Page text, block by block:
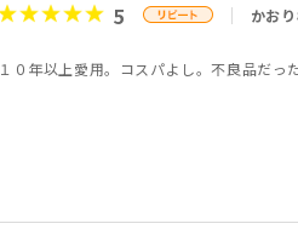
5 かお
１０年以上愛用。コスパよし。不良品だ